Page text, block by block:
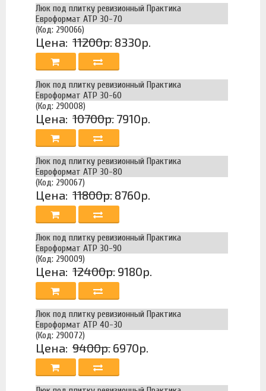
Люк под плитку ревизионный Практика
Евроформат АТР 30-70
(Код: 290066)
Цена: 11200р. 8330р.
Люк под плитку ревизионный Практика
Евроформат АТР 30-60
(Код: 290008)
Цена: 10700р. 7910р.
Люк под плитку ревизионный Практика
Евроформат АТР 30-80
(Код: 290067)
Цена: 11800р. 8760р.
Люк под плитку ревизионный Практика
Евроформат АТР 30-90
(Код: 290009)
Цена: 12400р. 9180р.
Люк под плитку ревизионный Практика
Евроформат АТР 40-30
(Код: 290072)
Цена: 9400р. 6970р.